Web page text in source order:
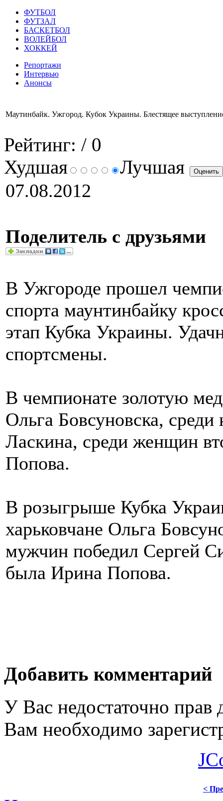
ФУТБОЛ
ФУТЗАЛ
БАСКЕТБОЛ
ВОЛЕЙБОЛ
ХОККЕЙ
Репортажи
Интервью
Анонсы
Маутинбайк. Ужгород. Кубок Украины. Блестящее
Рейтинг: / 0
Худшая
Лучшая
07.08.2012
Поделитель с друзьями
В Ужгороде прошел
спорта маунтинбайку
этап Кубка Украины.
спортсмены.
В чемпионате золотую
Ольга Бовсуновска,
Ласкина, среди женщин
Попова.
В розыгрыше Кубка
харьковчане Ольга
мужчин победил Сергей
была Ирина Попова.
Добавить комментарий
У Вас недостаточно прав
Вам необходимо
<